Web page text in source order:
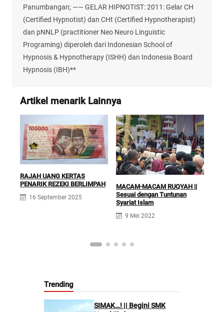
Panumbangan; —— GELAR HIPNOTIST: 2011: Gelar CH
(Certified Hypnotist) dan CHt (Certified Hypnotherapist)
dan pNNLP (practitioner Neo Neuro Linguistic
Programing) diperoleh dari Indonesian School of
Hypnosis & Hypnotherapy (ISHH) dan Indonesia Board
Hypnosis (IBH)**
Artikel menarik Lainnya
RAJAH UANG KERTAS
PENARIK REZEKI BERLIMPAH
16 September 2025
MACAM-MACAM RUQYAH ||
Sesuai dengan Tuntunan
Syariat Islam
9 Mei 2022
Trending
SIMAK…! || Begini SMK